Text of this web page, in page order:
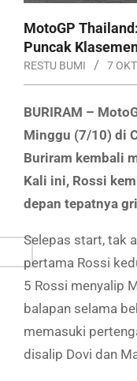
MotoGP
Puncak
RESTU BUMI 7
BURIRAM –
Minggu (7/10) di
Buriram kembali
Kali ini, Rossi
depan tepatnya
Selepas start, tak
pertama Rossi
5 Rossi menyalip
balapan selama
memasuki
disalip Dovi dan